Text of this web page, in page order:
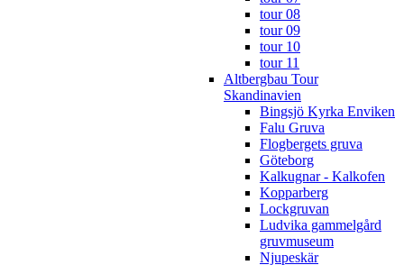
tour 08
tour 09
tour 10
tour 11
Altbergbau Tour
Skandinavien
Bingsjö Kyrka Enviken
Falu Gruva
Flogbergets gruva
Göteborg
Kalkugnar - Kalkofen
Kopparberg
Lockgruvan
Ludvika gammelgård
gruvmuseum
Njupeskär